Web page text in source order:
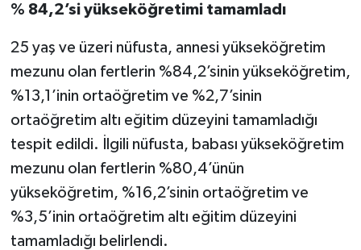
% 84,2’si yükseköğretimi tamamladı
25 yaş ve üzeri nüfusta, annesi yükseköğretim
mezunu olan fertlerin %84,2’sinin yükseköğretim,
%13,1’inin ortaöğretim ve %2,7’sinin
ortaöğretim altı eğitim düzeyini tamamladığı
tespit edildi. İlgili nüfusta, babası yükseköğretim
mezunu olan fertlerin %80,4’ünün
yükseköğretim, %16,2’sinin ortaöğretim ve
%3,5’inin ortaöğretim altı eğitim düzeyini
tamamladığı belirlendi.